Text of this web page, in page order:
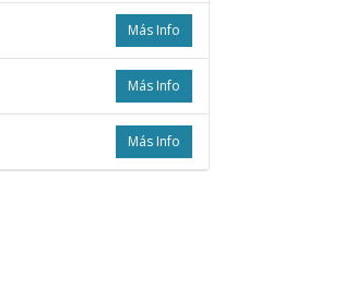
Más Info
Más Info
Más Info